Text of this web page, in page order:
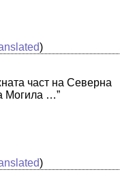
)
част на Северна
Могила …”
)